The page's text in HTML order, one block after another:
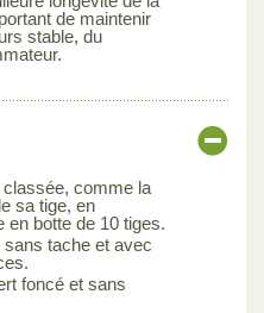
de maintenir
stable, du
comme la
sa tige, en
en botte de 10 tiges.
tache et avec
foncé et sans